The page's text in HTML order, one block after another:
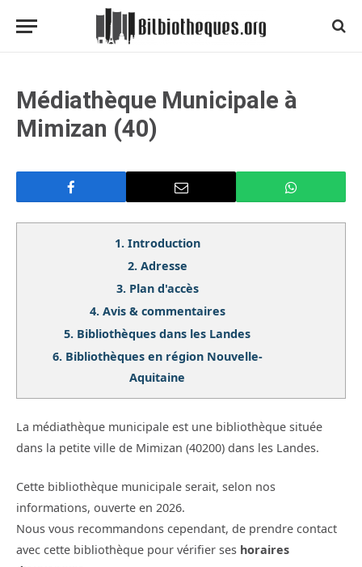
Médiathèque Municipale à
Mimizan (40)
1. Introduction
2. Adresse
3. Plan d'accès
4. Avis & commentaires
5. Bibliothèques dans les Landes
6. Bibliothèques en région Nouvelle-
Aquitaine
La médiathèque municipale est une bibliothèque située
dans la petite ville de Mimizan (40200) dans les Landes.
Cette bibliothèque municipale serait, selon nos
informations, ouverte en 2026.
Nous vous recommandons cependant, de prendre contact
avec cette bibliothèque pour vérifier ses horaires